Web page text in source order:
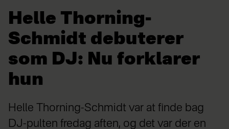
Helle Thorning-
Schmidt debuterer
som DJ: Nu forklarer
hun
Helle Thorning-Schmidt var at finde bag
DJ-pulten fredag aften, og det var der en